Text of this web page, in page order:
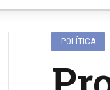
POLÍTICA